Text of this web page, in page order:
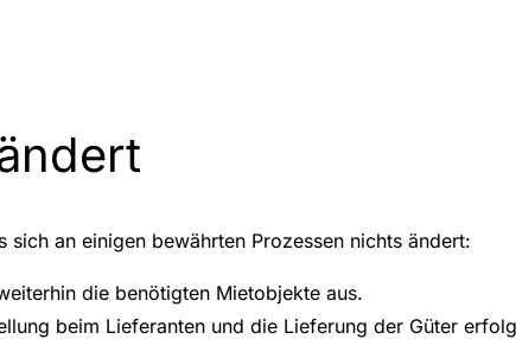
an einigen bewährten Prozessen nichts ändert:
die benötigten Mietobjekte aus.
beim Lieferanten und die Lieferung der Güter